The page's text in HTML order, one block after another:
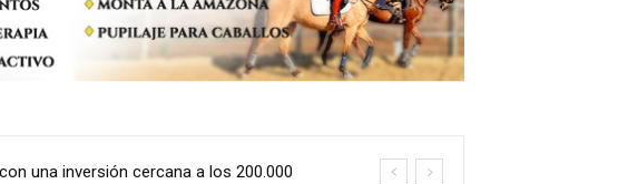
una inversión cercana a los 200.000
una nueva temporada